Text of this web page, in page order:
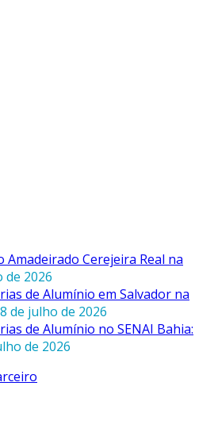
Amadeirado Cerejeira Real na
de 2026
de Alumínio em Salvador na
de julho de 2026
de Alumínio no SENAI Bahia:
de 2026